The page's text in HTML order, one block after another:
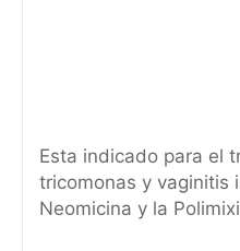
Esta indicado para el
tricomonas y vaginitis
Neomicina y la